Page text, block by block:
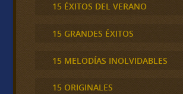
15 ÉXITOS DEL VERANO
15 GRANDES ÉXITOS
15 MELODÍAS INOLVIDABLES
15 ORIGINALES